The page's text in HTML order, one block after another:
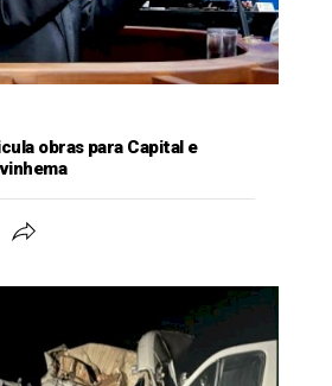
obras para Capital e